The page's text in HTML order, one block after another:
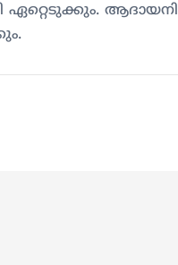
ഏറ്റെടുക്കും.